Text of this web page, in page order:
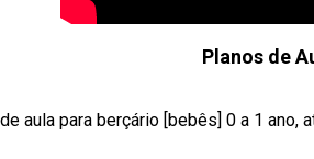
Planos de
aula para berçário [bebês] 0 a 1 ano,